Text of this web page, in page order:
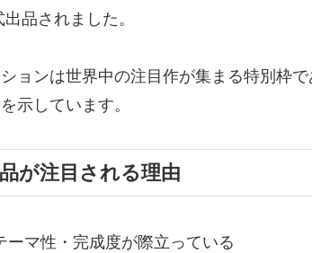
品されました。
ョンは世界中の注目作が集まる特別枠
示しています。
が注目される理由
ーマ性・完成度が際立っている